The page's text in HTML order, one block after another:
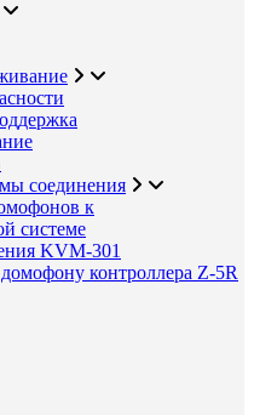
соединения
к
системе
KVM-301
контроллера Z-5R